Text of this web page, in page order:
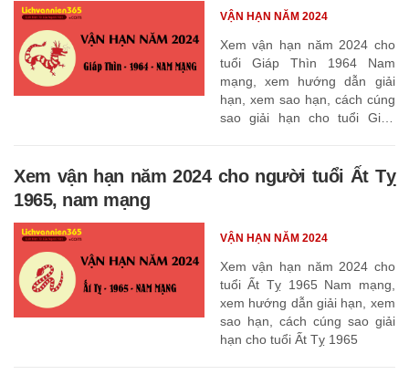
Xem vận hạn năm 2024 cho
tuổi Giáp Thìn 1964 Nam
mạng, xem hướng dẫn giải
hạn, xem sao hạn, cách cúng
sao giải hạn cho tuổi Giáp
VẬN HẠN NĂM 2024
Xem vận hạn năm 2024 cho người tuổi Ất Tỵ
1965, nam mạng
Xem vận hạn năm 2024 cho
tuổi Ất Tỵ 1965 Nam mạng,
xem hướng dẫn giải hạn, xem
sao hạn, cách cúng sao giải
hạn cho tuổi Ất Tỵ 1965
VẬN HẠN NĂM 2024